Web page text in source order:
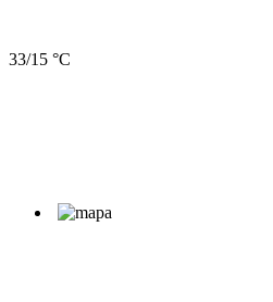
33/15 °C